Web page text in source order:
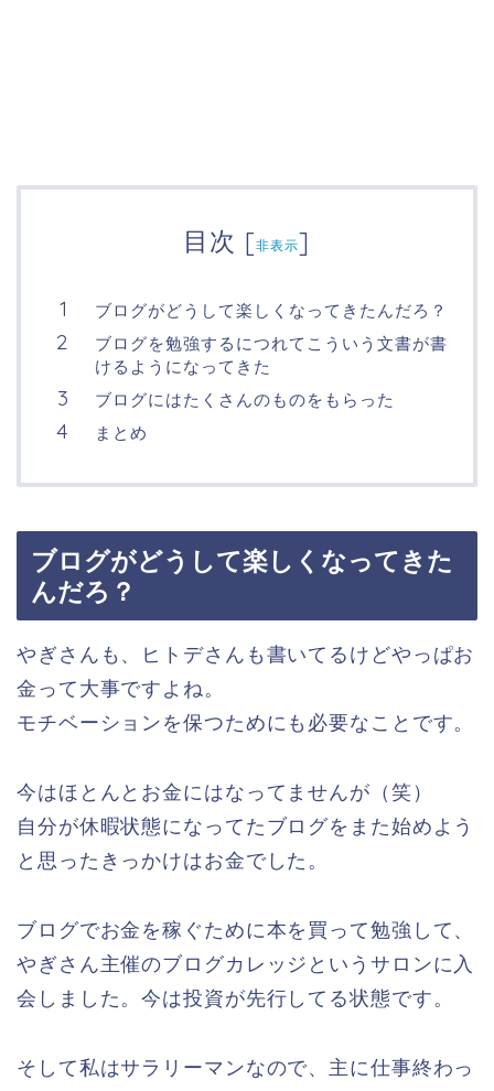
目次 [非表示]
ブログがどうして楽しくなってきたんだろ？
ブログを勉強するにつれてこういう文書が書
けるようになってきた
ブログにはたくさんのものをもらった
まとめ
ブログがどうして楽しくなってきた
んだろ？
やぎさんも、ヒトデさんも書いてるけどやっぱお
金って大事ですよね。
モチベーションを保つためにも必要なことです。
今はほとんとお金にはなってませんが（笑）
自分が休暇状態になってたブログをまた始めよう
と思ったきっかけはお金でした。
ブログでお金を稼ぐために本を買って勉強して、
やぎさん主催のブログカレッジというサロンに入
会しました。今は投資が先行してる状態です。
そして私はサラリーマンなので、主に仕事終わっ